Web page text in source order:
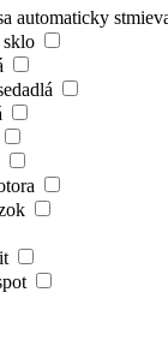
automaticky
sklo